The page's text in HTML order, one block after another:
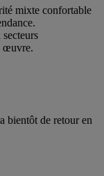
mixte confortable
œuvre.
bientôt de retour en